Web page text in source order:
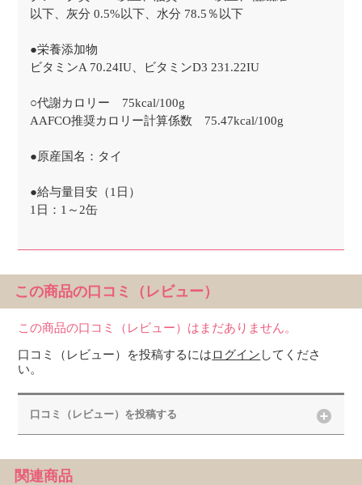
以下、灰分 0.5%以下、水分 78.5％以下
●栄養添加物
ビタミンA 70.24IU、ビタミンD3 231.22IU
○代謝カロリー 75kcal/100g
AAFCO推奨カロリー計算係数 75.47kcal/100g
●原産国名：タイ
●給与量目安（1日）
1日：1～2缶
この商品の口コミ（レビュー）
この商品の口コミ（レビュー）はまだありません。
口コミ（レビュー）を投稿するにはログイン してくださ
い。
口コミ（レビュー）を投稿する
関連商品